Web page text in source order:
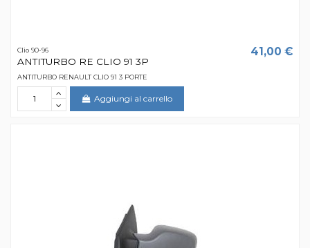
Clio 90-96
ANTITURBO RE CLIO 91 3P
41,00 €
ANTITURBO RENAULT CLIO 91 3 PORTE
Aggiungi al carrello